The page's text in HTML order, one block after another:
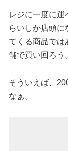
レジに一度に運
らいしか店頭
てくる商品では
舗で買い回ろう
そういえば、
なぁ。